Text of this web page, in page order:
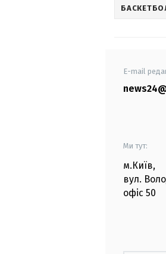
E-mail
Ми тут:
м.Київ,
вул.
офіс 50